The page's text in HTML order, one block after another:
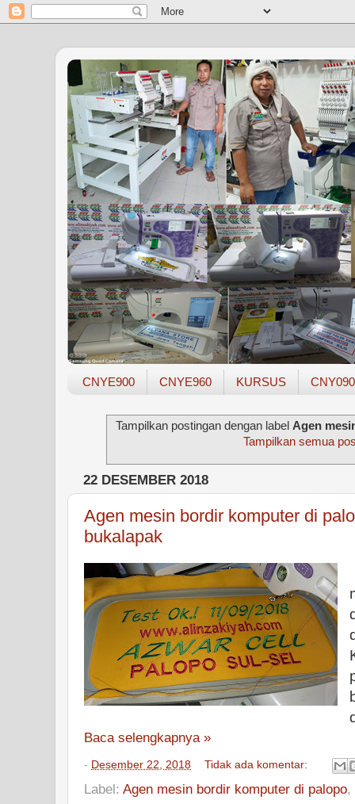
CNYE900 CNYE960 KURSUS
Tampilkan postingan dengan labelAgen
Tampilkan semua
22 DESEMBER 2018
Agen mesin bordir komputer di
bukalapak
Baca selengkapnya »
- Desember 22, 2018 Tidak ada komentar:
Label: Agen mesin bordir komputer di palopo,